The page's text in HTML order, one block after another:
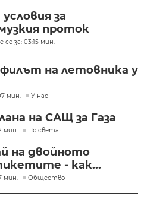
за
проток
се за: 03:15 мин.
на летовника у
мин. У нас
на САЩ за Газа
мин. По света
на двойното
- как...
мин. Общество